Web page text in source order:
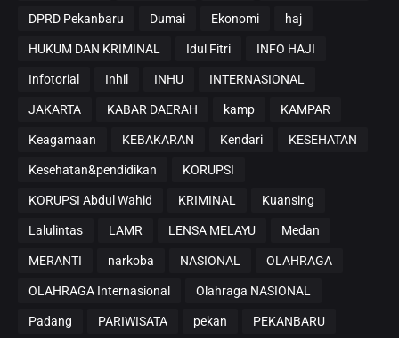
DPRD Pekanbaru Dumai Ekonomi haj
HUKUM DAN KRIMINAL Idul Fitri INFO HAJI
Infotorial Inhil INHU INTERNASIONAL
JAKARTA KABAR DAERAH kamp KAMPAR
Keagamaan KEBAKARAN Kendari KESEHATAN
Kesehatan&pendidikan KORUPSI
KORUPSI Abdul Wahid KRIMINAL Kuansing
Lalulintas LAMR LENSA MELAYU Medan
MERANTI narkoba NASIONAL OLAHRAGA
OLAHRAGA Internasional Olahraga NASIONAL
Padang PARIWISATA pekan PEKANBARU